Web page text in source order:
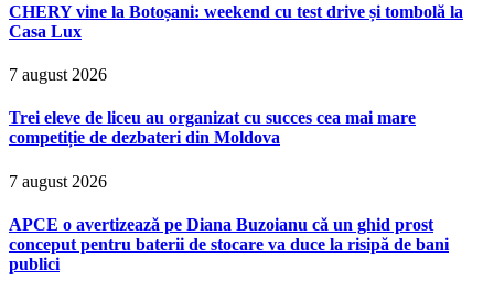
CHERY vine la Botoșani: weekend cu test drive și tombolă la
Casa Lux
7 august 2026
Trei eleve de liceu au organizat cu succes cea mai mare
competiție de dezbateri din Moldova
7 august 2026
APCE o avertizează pe Diana Buzoianu că un ghid prost
conceput pentru baterii de stocare va duce la risipă de bani
publici